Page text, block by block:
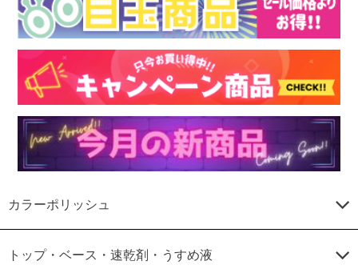
カラーポリッシュ
トップ・ベース・速乾剤・うすめ液